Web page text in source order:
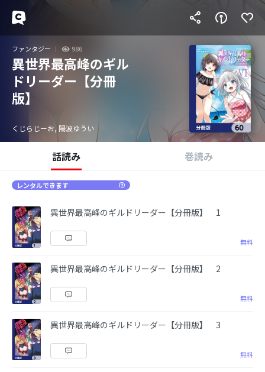
ファンタジー 986
異世界最高峰のギル
ドリーダー【分冊
版】
くじらじーお, 陽波ゆうい
話読み 巻読み
レンタルできます
異世界最高峰のギルドリーダー【分冊版】 1
無料
異世界最高峰のギルドリーダー【分冊版】 2
無料
異世界最高峰のギルドリーダー【分冊版】 3
無料